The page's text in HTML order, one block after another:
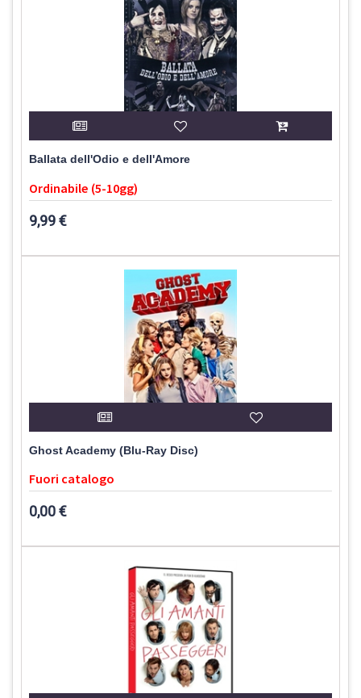
Ballata dell'Odio e dell'Amore
Ordinabile (5-10gg)
9,99 €
Ghost Academy (Blu-Ray Disc)
Fuori catalogo
0,00 €